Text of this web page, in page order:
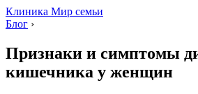
Клиника Мир семьи
Блог ›
Признаки и симптомы
кишечника у женщин